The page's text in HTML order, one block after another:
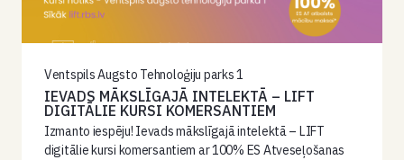
Ventspils Augsto Tehnoloģiju parks 1
IEVADS MĀKSLĪGAJĀ INTELEKTĀ – LIFT
DIGITĀLIE KURSI KOMERSANTIEM
Izmanto iespēju! Ievads mākslīgajā intelektā – LIFT
digitālie kursi komersantiem ar 100% ES Atveseļošanas